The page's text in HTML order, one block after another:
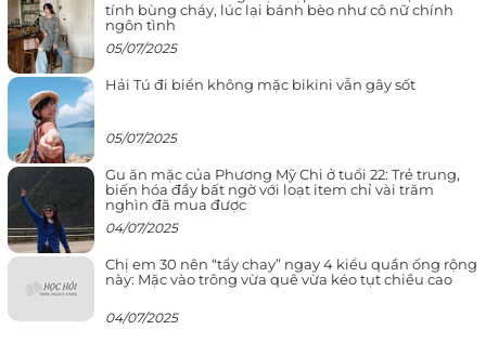
tính bùng cháy, lúc lại bánh bèo như cô nữ chính
ngôn tình
05/07/2025
Hải Tú đi biển không mặc bikini vẫn gây sốt
05/07/2025
Gu ăn mặc của Phương Mỹ Chi ở tuổi 22: Trẻ trung,
biến hóa đầy bất ngờ với loạt item chỉ vài trăm
nghìn đã mua được
04/07/2025
Chị em 30 nên “tẩy chay” ngay 4 kiểu quần ống rộng
này: Mặc vào trông vừa quê vừa kéo tụt chiều cao
04/07/2025